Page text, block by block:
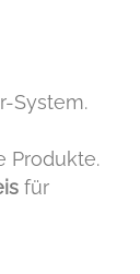
System.
Produkte.
für